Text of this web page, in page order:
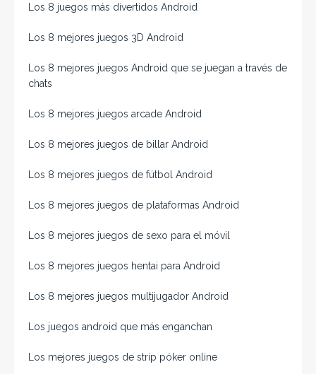
Los 8 juegos más divertidos Android
Los 8 mejores juegos 3D Android
Los 8 mejores juegos Android que se juegan a través de
chats
Los 8 mejores juegos arcade Android
Los 8 mejores juegos de billar Android
Los 8 mejores juegos de fútbol Android
Los 8 mejores juegos de plataformas Android
Los 8 mejores juegos de sexo para el móvil
Los 8 mejores juegos hentai para Android
Los 8 mejores juegos multijugador Android
Los juegos android que más enganchan
Los mejores juegos de strip póker online